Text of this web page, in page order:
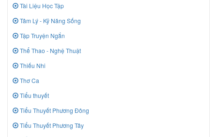
Tài Liệu Học Tập
Tâm Lý - Kỹ Năng Sống
Tập Truyện Ngắn
Thể Thao - Nghệ Thuật
Thiếu Nhi
Thơ Ca
Tiểu thuyết
Tiểu Thuyết Phương Đông
Tiểu Thuyết Phương Tây